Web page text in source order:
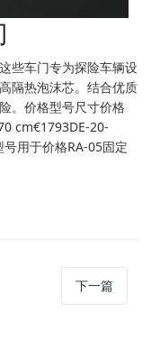
些车门专为探险车辆设
隔热泡沫芯。结合优质
。价格型号尺寸价格
cm€1793DE-20-
用于价格RA-05固定
下一篇